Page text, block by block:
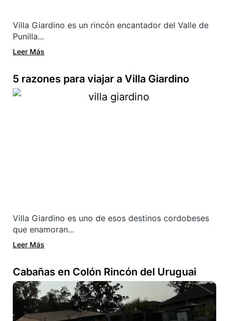
Villa Giardino es un rincón encantador del Valle de
Punilla...
Leer Más
5 razones para viajar a Villa Giardino
Villa Giardino es uno de esos destinos cordobeses
que enamoran...
Leer Más
Cabañas en Colón Rincón del Uruguai